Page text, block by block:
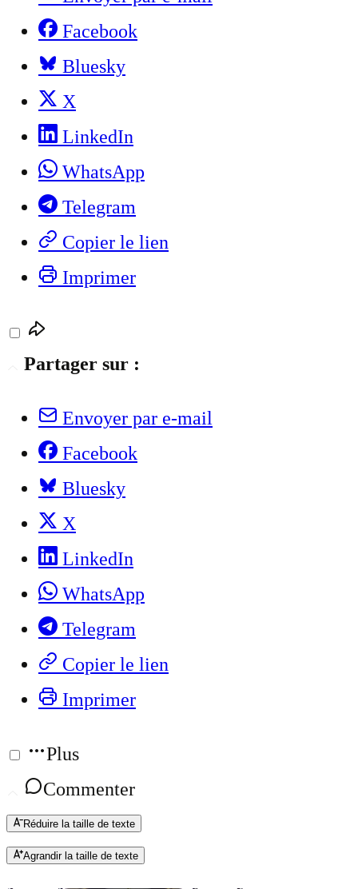
Facebook
Bluesky
X
LinkedIn
WhatsApp
Telegram
Copier le lien
Imprimer
Partager sur :
Envoyer par e-mail
Facebook
Bluesky
X
LinkedIn
WhatsApp
Telegram
Copier le lien
Imprimer
Plus
Commenter
Réduire la taille de texte
Agrandir la taille de texte